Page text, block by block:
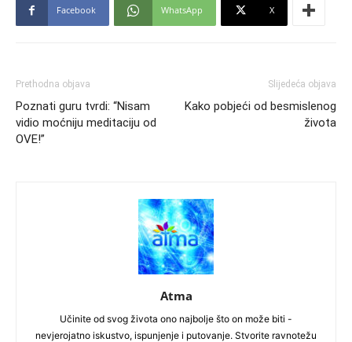
Facebook WhatsApp X
Prethodna objava
Poznati guru tvrdi: “Nisam
vidio moćniju meditaciju od
OVE!”
Slijedeća objava
Kako pobjeći od besmislenog
života
Atma
Učinite od svog života ono najbolje što on može biti -
nevjerojatno iskustvo, ispunjenje i putovanje. Stvorite ravnotežu